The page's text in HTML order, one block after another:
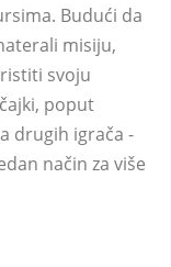
Budući da
misiju,
svoju
poput
drugih igrača -
način za više